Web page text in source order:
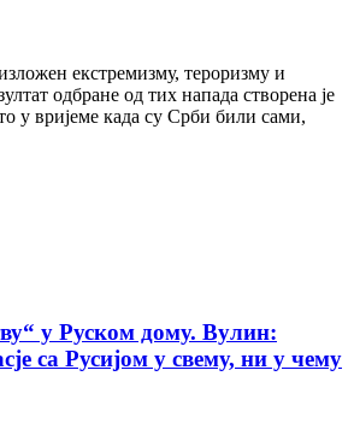
екстремизму, тероризму и
одбране од тих напада створена је
у вријеме када су Срби били сами,
у Руском дому. Вулин:
са Русијом у свему, ни у чему